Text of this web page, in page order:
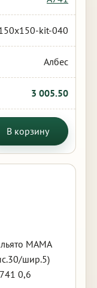
kit-040
Албес
3 005.50
В корзину
МАМА
шир.5)
0,6